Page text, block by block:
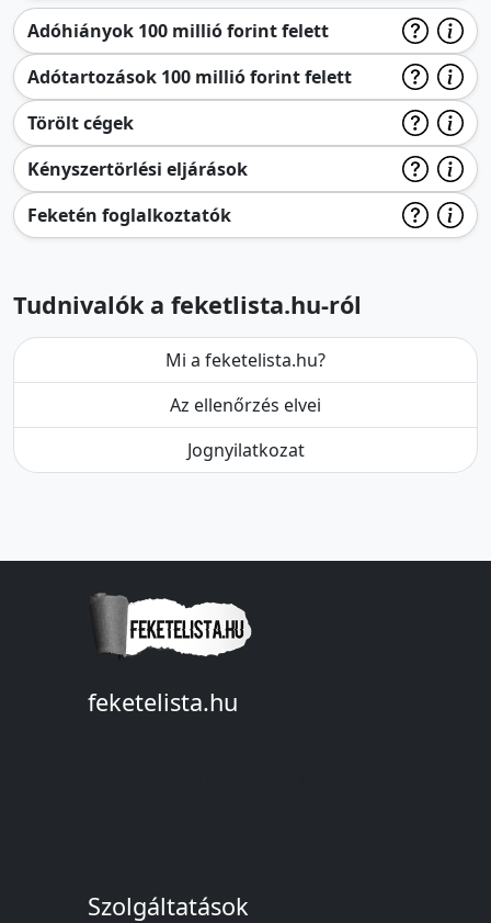
Adóhiányok 100 millió forint felett
Adótartozások 100 millió forint felett
Törölt cégek
Kényszertörlési eljárások
Feketén foglalkoztatók
Tudnivalók a feketlista.hu-ról
Mi a feketelista.hu?
Az ellenőrzés elvei
Jognyilatkozat
feketelista.hu
Szolgáltatások